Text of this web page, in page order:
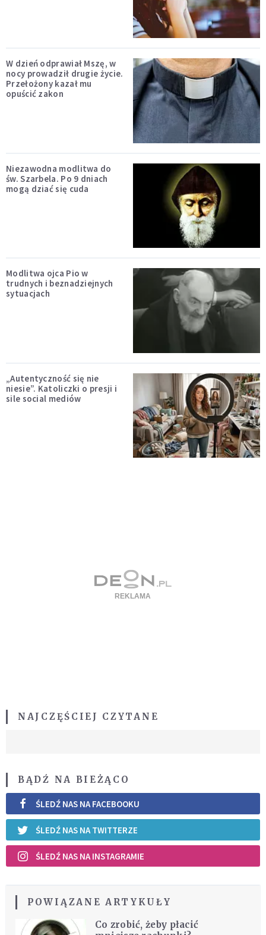
W dzień odprawiał Mszę, w
nocy prowadził drugie życie.
Przełożony kazał mu
opuścić zakon
Niezawodna modlitwa do
św. Szarbela. Po 9 dniach
mogą dziać się cuda
Modlitwa ojca Pio w
trudnych i beznadziejnych
sytuacjach
„Autentyczność się nie
niesie”. Katoliczki o presji i
sile social mediów
NAJCZĘŚCIEJ CZYTANE
BĄDŹ NA BIEŻĄCO
ŚLEDŹ NAS NA FACEBOOKU
ŚLEDŹ NAS NA TWITTERZE
ŚLEDŹ NAS NA INSTAGRAMIE
POWIĄZANE ARTYKUŁY
Co zrobić, żeby płacić